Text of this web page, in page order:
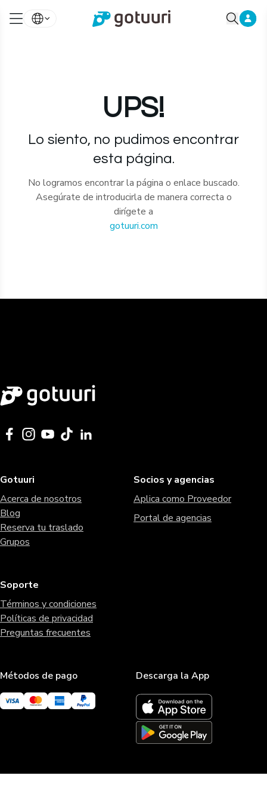
UPS!
Lo siento, no pudimos encontrar
esta página.
No logramos encontrar la página o enlace buscado.
Asegúrate de introducirla de manera correcta o
dirígete a
gotuuri.com
Gotuuri
Acerca de nosotros
Blog
Reserva tu traslado
Grupos
Socios y agencias
Aplica como Proveedor
Portal de agencias
Soporte
Términos y condiciones
Políticas de privacidad
Preguntas frecuentes
Métodos de pago Descarga la App